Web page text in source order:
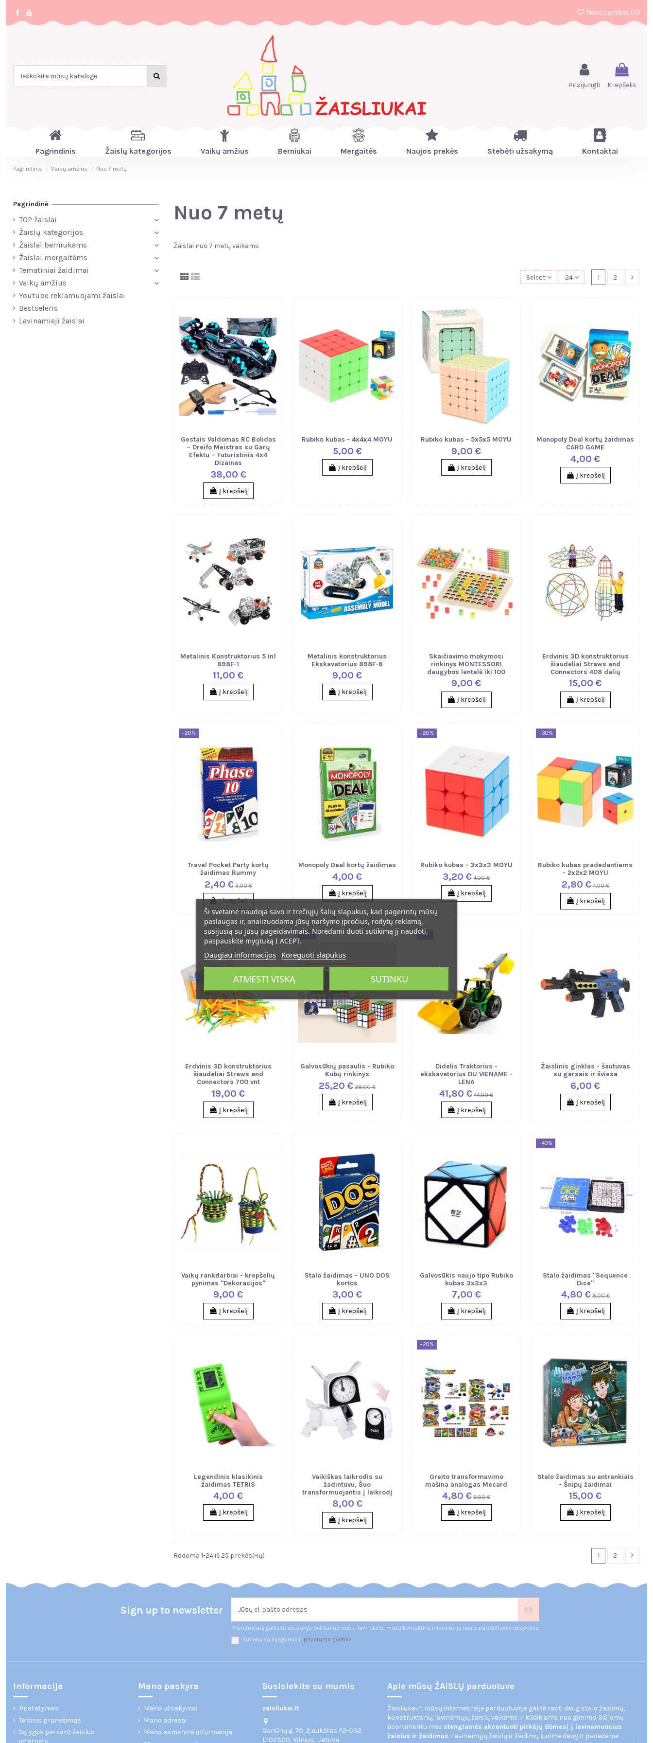
Norų sąrašas (0)
Prisijungti Krepšelis
Pagrindinis Žaislų kategorijos Vaikų amžius Berniukai Mergaitės Naujos prekės Stebėti užsakymą Kontaktai
Pagrindinis Vaikų amžius Nuo 7 metų
Nuo 7 metų
Žaislai nuo 7 metų vaikams
Select 24 1 2
Gestais Valdomas RC Bolidas
– Dreifo Meistras su Garų
Efektu – Futuristinis 4x4
Dizainas
38,00 €
Į krepšelį
Rubiko kubas - 4x4x4 MOYU
5,00 €
Į krepšelį
Rubiko kubas - 5x5x5 MOYU
9,00 €
Į krepšelį
Monopoly Deal kortų žaidimas
CARD GAME
4,00 €
Į krepšelį
Metalinis Konstruktorius 5 in1
898F-1
11,00 €
Į krepšelį
Metalinis konstruktorius
Ekskavatorius 898F-6
9,00 €
Į krepšelį
Skaičiavimo mokymosi
rinkinys MONTESSORI
daugybos lentelė iki 100
9,00 €
Į krepšelį
Erdvinis 3D konstruktorius
šiaudeliai Straws and
Connectors 408 dalių
15,00 €
Į krepšelį
−20%
Travel Pocket Party kortų
žaidimas Rummy
2,40 € 3,00 €
Į krepšelį
Monopoly Deal kortų žaidimas
4,00 €
Į krepšelį
−20%
Rubiko kubas - 3x3x3 MOYU
3,20 € 4,00 €
Į krepšelį
−30%
Rubiko kubas pradedantiems
- 2x2x2 MOYU
2,80 € 4,00 €
Į krepšelį
Erdvinis 3D konstruktorius
šiaudeliai Straws and
Connectors 700 vnt
19,00 €
Į krepšelį
−10%
Galvosūkių pasaulis - Rubiko
Kubų rinkinys
25,20 € 28,00 €
Į krepšelį
−5%
Didelis Traktorius -
ekskavatorius DU VIENAME -
LENA
41,80 € 44,00 €
Į krepšelį
Žaislinis ginklas - šautuvas
su garsais ir šviesa
6,00 €
Į krepšelį
Vaikų rankdarbiai - krepšelių
pynimas "Dekoracijos"
9,00 €
Į krepšelį
Stalo žaidimas - UNO DOS
kortos
3,00 €
Į krepšelį
Galvosūkis naujo tipo Rubiko
kubas 3x3x3
7,00 €
Į krepšelį
−40%
Stalo žaidimas "Sequence
Dice"
4,80 € 8,00 €
Į krepšelį
Legendinis klasikinis
žaidimas TETRIS
4,00 €
Į krepšelį
Vaikiškas laikrodis su
žadintuvu, Šuo
transformuojantis į laikrodį
8,00 €
Į krepšelį
−20%
Greito transformavimo
mašina analogas Mecard
4,80 € 6,00 €
Į krepšelį
Stalo žaidimas su antrankiais
- Šnipų žaidimai
15,00 €
Į krepšelį
Rodoma 1-24 iš 25 prekės(-ių) 1 2
Pagrindinė
TOP žaislai
Žaislų kategorijos
Žaislai berniukams
Žaislai mergaitėms
Tematiniai žaidimai
Vaikų amžius
Youtube reklamuojami žaislai
Bestseleris
Lavinamieji žaislai
Sign up to newsletter
Prenumeratą galėsite atsisakyti bet kuriuo metu. Tam tikslui mūsų kontaktinę informaciją rasite parduotuvės taisyklėse.
Sutinku su sąlygomis ir privatumo politika
Informacija
Pristatymas
Teisinis pranešimas
Sąlygos perkant žaislus
Mano paskyra
Mano užsakymai
Mano adresai
Mano asmeninė informacija
Susisiekite su mumis
zaisliukai.lt
Gariūnų g. 70, 2 aukštas F2-032
LT02300, Vilnius, Lietuva
Apie mūsų ŽAISLŲ parduotuve
Žaisliukai.lt mūsų internetinėje parduotuvėje galite rasti daug stalo žaidimų,
konstruktorių, lavinamųjų žaislų vaikams ir kūdikiams nuo gimimo. Siūlomu
asortimentu mes stengiamės akcentuoti pirkėjų dėmesį į lavinamuosius
žaislus ir žaidimus. Lavinamųjų žaislų ir žaidimų turime daug ir padedame
Ši svetainė naudoja savo ir trečiųjų šalių slapukus, kad pagerintų mūsų
paslaugas ir, analizuodama jūsų naršymo įpročius, rodytų reklamą,
susijusią su jūsų pageidavimais. Norėdami duoti sutikimą jį naudoti,
paspauskite mygtuką I ACEPT.
Daugiau informacijos Koreguoti slapukus
ATMESTI VISKĄ SUTINKU